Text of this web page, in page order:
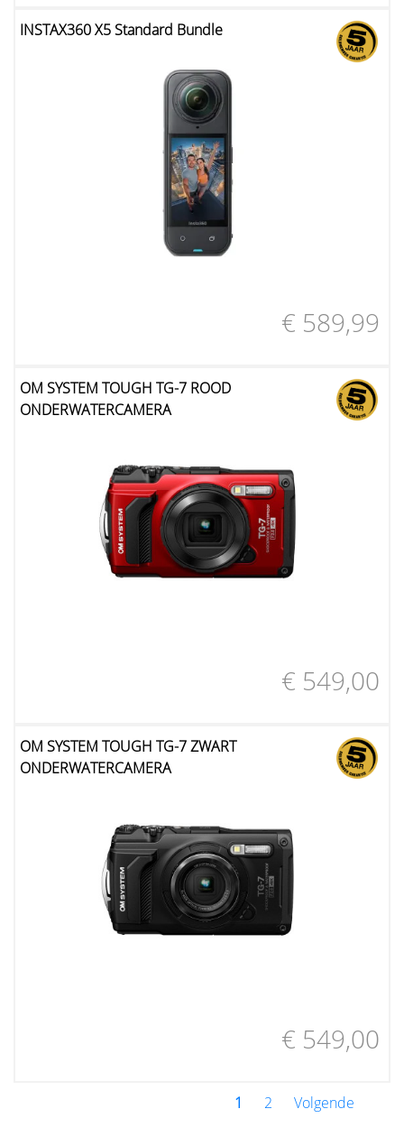
INSTAX360 X5 Standard Bundle
€ 589,99
OM SYSTEM TOUGH TG-7 ROOD
ONDERWATERCAMERA
€ 549,00
OM SYSTEM TOUGH TG-7 ZWART
ONDERWATERCAMERA
€ 549,00
1 2 Volgende